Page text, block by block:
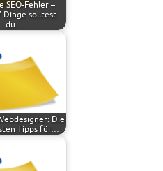
SEO-Fehler –
Dinge solltest
du…
Die
Tipps für…